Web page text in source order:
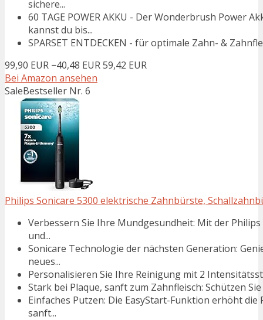
sichere...
60 TAGE POWER AKKU - Der Wonderbrush Power
kannst du bis...
SPARSET ENTDECKEN - für optimale Zahn- &
99,90 EUR −40,48 EUR59,42 EUR
Bei Amazon ansehen
SaleBestseller Nr. 6
Philips Sonicare 5300 elektrische Zahnbürste,
Verbessern Sie Ihre Mundgesundheit: Mit der
und...
Sonicare Technologie der nächsten Generation:
neues...
Personalisieren Sie Ihre Reinigung mit 2
Stark bei Plaque, sanft zum Zahnfleisch: Schützen
Einfaches Putzen: Die EasyStart-Funktion erhöht
sanft...